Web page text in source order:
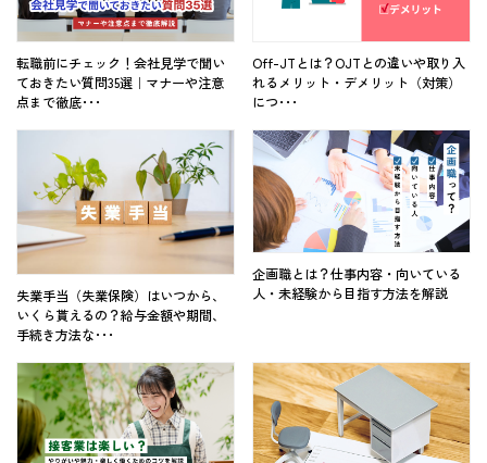
転職前にチェック！会社見学で聞い
ておきたい質問35選｜マナーや注意
点まで徹底･･･
Off-JTとは？OJTとの違いや取り入
れるメリット・デメリット（対策）
につ･･･
失業手当（失業保険）はいつから、
いくら貰えるの？給与金額や期間、
手続き方法な･･･
企画職とは？仕事内容・向いている
人・未経験から目指す方法を解説